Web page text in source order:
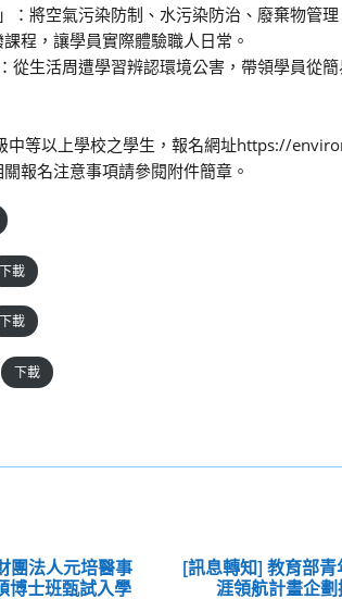
：將空氣污染防制、水污染防治、廢棄物管
程，讓學員實際體驗職人日常。
從生活周遭學習辨認環境公害，帶領學員從
中等以上學校之學生，報名網址https://
報名注意事項請參閱附件簡章。
下載
下載
下載
團法人元培醫事
博士班甄試入學
[訊息轉知] 教育部
涯領航計畫企劃